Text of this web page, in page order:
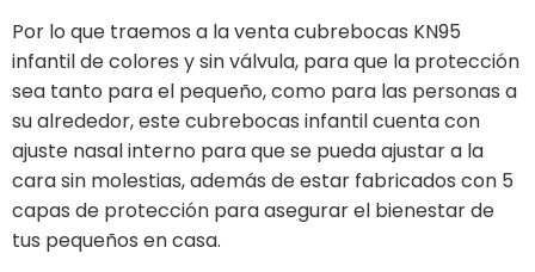
Por lo que traemos a la venta cubrebocas KN95
infantil de colores y sin válvula, para que la protección
sea tanto para el pequeño, como para las personas a
su alrededor, este cubrebocas infantil cuenta con
ajuste nasal interno para que se pueda ajustar a la
cara sin molestias, además de estar fabricados con 5
capas de protección para asegurar el bienestar de
tus pequeños en casa.